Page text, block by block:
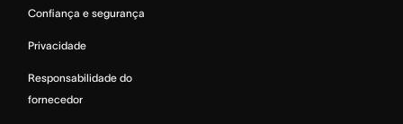
Confiança e segurança
Privacidade
Responsabilidade do
fornecedor